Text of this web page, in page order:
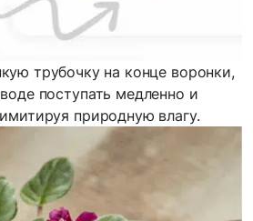
трубочку на конце воронки,
поступать медленно и
природную влагу.